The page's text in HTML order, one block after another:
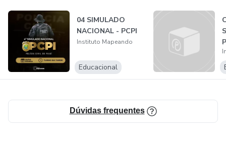
04 SIMULADO
NACIONAL - PCPI
Instituto Mapeando
Educacional
Dúvidas frequentes